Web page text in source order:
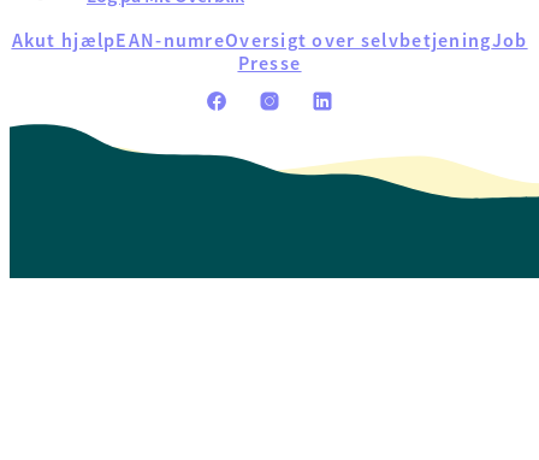
Akut hjælpEAN-numreOversigt over selvbetjeningJob
Presse